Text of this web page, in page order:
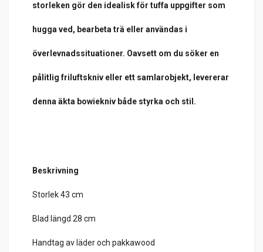
storleken gör den idealisk för tuffa uppgifter som
hugga ved, bearbeta trä eller användas i
överlevnadssituationer. Oavsett om du söker en
pålitlig friluftskniv eller ett samlarobjekt, levererar
denna äkta bowiekniv både styrka och stil.
Beskrivning
Storlek 43 cm
Blad längd 28 cm
Handtag av läder och pakkawood